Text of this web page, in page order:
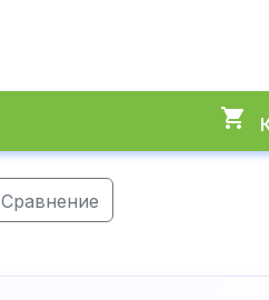
shopping_cart
Сравнение